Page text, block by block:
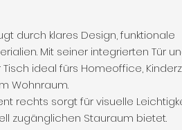
durch klares Design, funktionale
Mit seiner integrierten Tür
ideal fürs Homeoffice,
Wohnraum.
rechts sorgt für visuelle
zugänglichen Stauraum bietet.